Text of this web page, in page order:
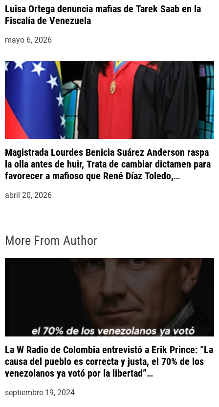
Luisa Ortega denuncia mafias de Tarek Saab en la
Fiscalía de Venezuela
mayo 6, 2026
Magistrada Lourdes Benicia Suárez Anderson raspa
la olla antes de huir, Trata de cambiar dictamen para
favorecer a mafioso que René Díaz Toledo,
abril 20, 2026
More From Author
La W Radio de Colombia entrevistó a Erik Prince: “La
causa del pueblo es correcta y justa, el 70% de los
venezolanos ya votó por la libertad”
septiembre 19, 2024